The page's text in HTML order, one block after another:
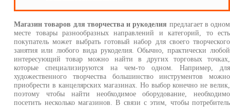
Магазин товаров для творчества и рукоделия предлагает в одном
месте товары разнообразных направлений и категорий, то есть
покупатель может выбрать готовый набор для своего творческого
занятия или любого вида рукоделия. Обычно, практически любой
интересующий товар можно найти в других торговых точках,
которые специализируются на чем-то одном. Например, для
художественного творчества большинство инструментов можно
приобрести в канцелярских магазинах. Но выбор конечно не велик,
поэтому чтобы найти необходимое оборудование, необходимо
посетить несколько магазинов. В связи с этим, чтобы потребитель